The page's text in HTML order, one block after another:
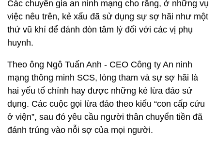
Các chuyên gia an ninh mạng cho rằng, ở những vụ
việc nêu trên, kẻ xấu đã sử dụng sự sợ hãi như một
thứ vũ khí để đánh đòn tâm lý đối với các vị phụ
huynh.
Theo ông Ngô Tuấn Anh - CEO Công ty An ninh
mạng thông minh SCS, lòng tham và sự sợ hãi là
hai yếu tố chính hay được những kẻ lừa đảo sử
dụng. Các cuộc gọi lừa đảo theo kiểu “con cấp cứu
ở viện”, sau đó yêu cầu người thân chuyển tiền đã
đánh trúng vào nỗi sợ của mọi người.